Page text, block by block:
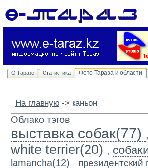
О Таразе Статистика Фото Тараза и области
На главную -> каньон
Облако тэгов
выставка собак(77) ,
white terrier(20) ,
lamancha(12) , президентский